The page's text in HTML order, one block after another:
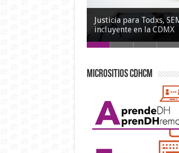
Justicia para Todxs,
incluyente en la CDMX
MICROSITIOS CDHCM